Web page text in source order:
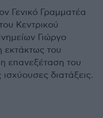
Γενικό Γραμματέα
Κεντρικού
Γιώργο
του
επανεξέταση του
διατάξεις.